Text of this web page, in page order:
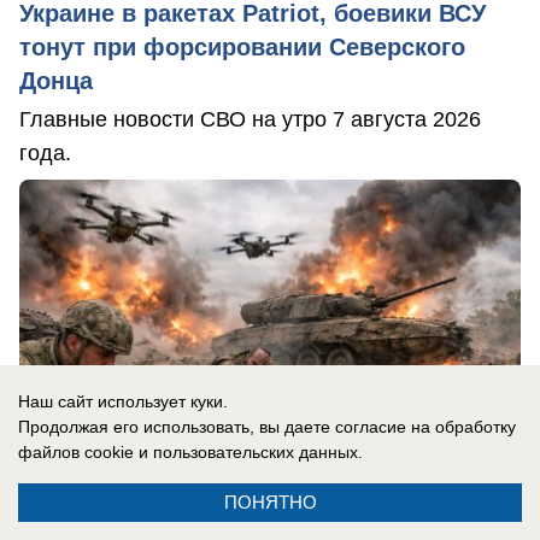
Украине в ракетах Patriot, боевики ВСУ
тонут при форсировании Северского
Донца
Главные новости СВО на утро 7 августа 2026
года.
Наш сайт использует куки.
Продолжая его использовать, вы даете согласие на обработку
файлов cookie и пользовательских данных.
ПОНЯТНО